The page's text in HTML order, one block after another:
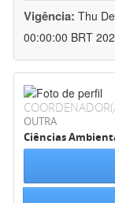
Vigência: Thu
00:00:00 BRT
OUTRA
Ciências